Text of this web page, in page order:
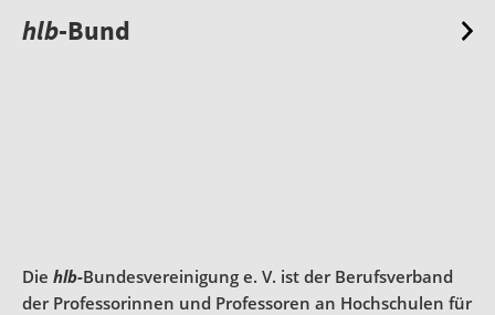
hlb-Bund
Die hlb-Bundesvereinigung e. V. ist der Berufsverband
der Professorinnen und Professoren an Hochschulen für